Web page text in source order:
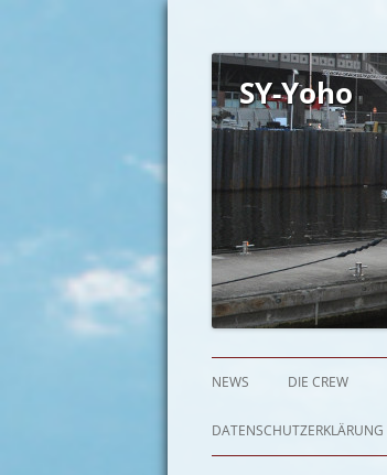
SY-Yoho
NEWS DIE CREW
DATENSCHUTZERKLÄRUNG